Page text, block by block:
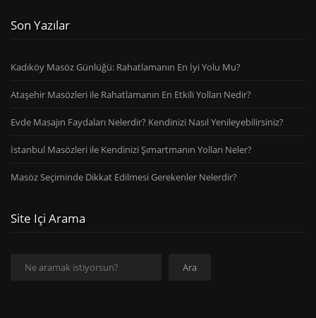
Son Yazılar
Kadıköy Masöz Günlüğü: Rahatlamanın En İyi Yolu Mu?
Ataşehir Masözleri ile Rahatlamanın En Etkili Yolları Nedir?
Evde Masajın Faydaları Nelerdir? Kendinizi Nasıl Yenileyebilirsiniz?
İstanbul Masözleri ile Kendinizi Şımartmanın Yolları Neler?
Masöz Seçiminde Dikkat Edilmesi Gerekenler Nelerdir?
Site Içi Arama
Ara